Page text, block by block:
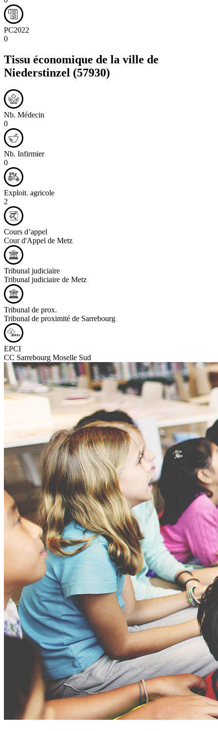
PC2022
0
Tissu économique de la ville de
Niederstinzel (57930)
Nb. Médecin
0
Nb. Infirmier
0
Exploit. agricole
2
Cours d’appel
Cour d'Appel de Metz
Tribunal judiciaire
Tribunal judiciaire de Metz
Tribunal de prox.
Tribunal de proximité de Sarrebourg
EPCI
CC Sarrebourg Moselle Sud